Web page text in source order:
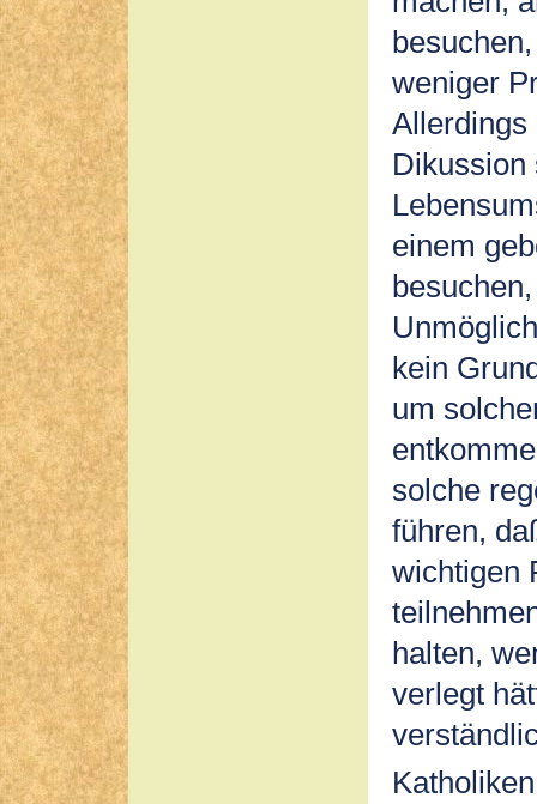
weniger
Allerdings
Dikussion
einem
kein
um
solche
führen,
wichtigen
halten,
verlegt